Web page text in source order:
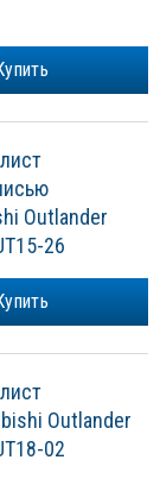
Outlander
26
Outlander
02